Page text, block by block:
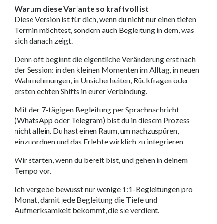
Warum diese Variante so kraftvoll ist
Diese Version ist für dich, wenn du nicht nur einen tiefen
Termin möchtest, sondern auch Begleitung in dem, was
sich danach zeigt.
Denn oft beginnt die eigentliche Veränderung erst nach
der Session: in den kleinen Momenten im Alltag, in neuen
Wahrnehmungen, in Unsicherheiten, Rückfragen oder
ersten echten Shifts in eurer Verbindung.
Mit der 7-tägigen Begleitung per Sprachnachricht
(WhatsApp oder Telegram) bist du in diesem Prozess
nicht allein. Du hast einen Raum, um nachzuspüren,
einzuordnen und das Erlebte wirklich zu integrieren.
Wir starten, wenn du bereit bist, und gehen in deinem
Tempo vor.
Ich vergebe bewusst nur wenige 1:1-Begleitungen pro
Monat, damit jede Begleitung die Tiefe und
Aufmerksamkeit bekommt, die sie verdient.